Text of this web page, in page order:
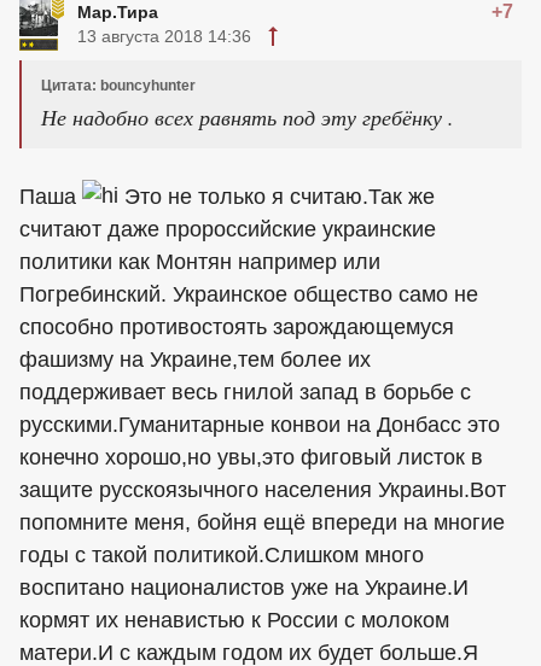
Мар.Тира +7
13 августа 2018 14:36
Цитата: bouncyhunter
Не надобно всех равнять под эту гребёнку .
Паша
Это не только я считаю.Так же
считают даже пророссийские украинские
политики как Монтян например или
Погребинский. Украинское общество само не
способно противостоять зарождающемуся
фашизму на Украине,тем более их
поддерживает весь гнилой запад в борьбе с
русскими.Гуманитарные конвои на Донбасс это
конечно хорошо,но увы,это фиговый листок в
защите русскоязычного населения Украины.Вот
попомните меня, бойня ещё впереди на многие
годы с такой политикой.Слишком много
воспитано националистов уже на Украине.И
кормят их ненавистью к России с молоком
матери.И с каждым годом их будет больше.Я